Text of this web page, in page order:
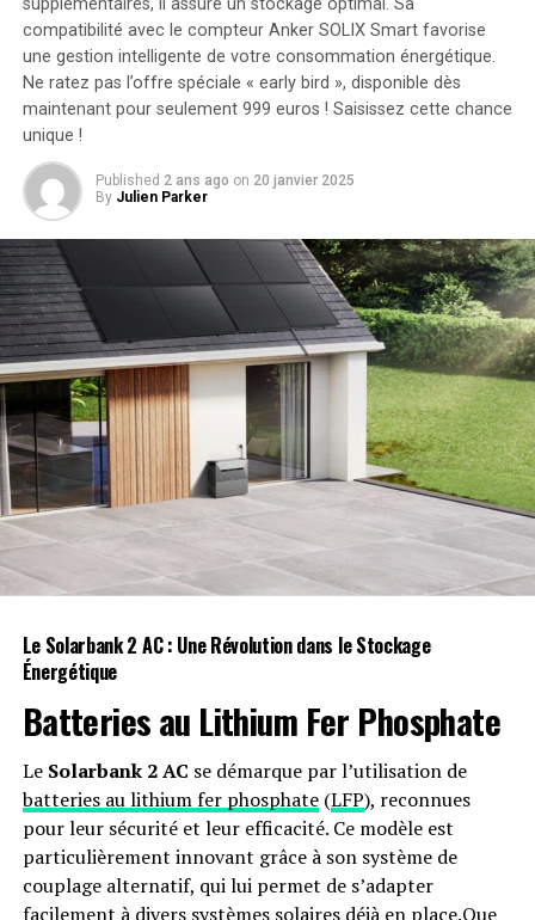
de cette roche dans l’un de ses tubes pour une
récupération et une livraison éventuelles sur Terre par
de futures missions. Ce plan de collecte, connu sous le
nom de Mars Sample Return (MSR), est une
collaboration entre la NASA et l’Agence spatiale
européenne (ESA). Il est géré par le Jet Propulsion
Laboratory (JPL) de la NASA, qui a également construit
et opère Perseverance. Cependant, des retards
importants et des dépassements de budget de plusieurs
milliards de dollars ont plongé le projet dans
l’incertitude. Le MSR est actuellement en cours de
replanification pour trouver un moyen plus rapide et
moins coûteux de ramener les précieux échantillons de
Perseverance sur Terre.
« Cheyava Falls est la roche la plus déroutante,
complexe et potentiellement importante jamais étudiée
par Perseverance », a déclaré Ken Farley, scientifique en
chef du projet Perseverance au California Institute of
Technology, dans une déclaration de la NASA du 25
juillet annonçant la découverte. « D’une part, nous
matière organique, des taches colorées distinctives
indiquant des réactions chimiques que la vie
et des preuves claires que de l’eau — nécessaire à la vie —
a autrefois traversé la roche. D’autre part, nous n’avons
pas encore pu déterminer exactement comment la
roche s’est formée et dans quelle mesure les roches
environnantes ont pu chauffer Cheyava Falls et
contribuer à ces caractéristiques. »
supplémentaires, il assure un stockage optimal. Sa
compatibilité avec le compteur Anker SOLIX Smart favorise
une gestion intelligente de votre consommation énergétique.
Ne ratez pas l’offre spéciale « early bird », disponible dès
maintenant pour seulement 999 euros ! Saisissez cette chance
unique !
Published 2 ans ago on 20 janvier 2025
By Julien Parker
Le Solarbank 2 AC : Une Révolution dans le Stockage
Énergétique
Batteries au Lithium Fer Phosphate
Le Solarbank 2 AC se démarque par l’utilisation de
batteries au lithium fer phosphate(LFP), reconnues
pour leur sécurité et leur efficacité. Ce modèle est
particulièrement innovant grâce à son système de
couplage alternatif, qui lui permet de s’adapter
facilement à divers systèmes solaires déjà en place.Que